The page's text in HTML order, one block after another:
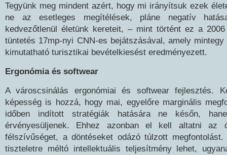
Tegyünk meg mindent azért, hogy mi irányítsuk ezek
ne az esetleges megítélések, pláne negatív
kedvezőtlenül életünk kereteit, – mint történt ez a
tüntetés 17mp-nyi CNN-es bejátszásával, amely
kimutatható turisztikai bevételkiesést eredményezett.
Ergonómia és softwear
A városcsinálás ergonómiai és softwear fejlesztés.
képesség is hozzá, hogy mai, egyelőre marginális
időben indított stratégiák hatására ne későn,
érvényesüljenek. Ehhez azonban el kell altatni az
félszívűséget, a döntéseket odázó túlzott megfontolást.
tiszteletre méltó intellektuális teljesítmény lehet,